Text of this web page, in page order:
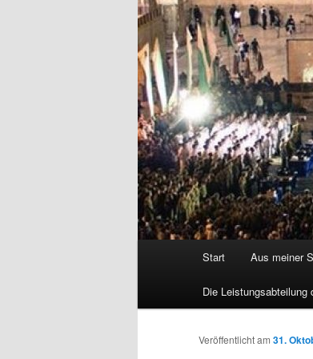
Start Aus meiner
Die Leistungsabteilung
Veröffentlicht am 31.